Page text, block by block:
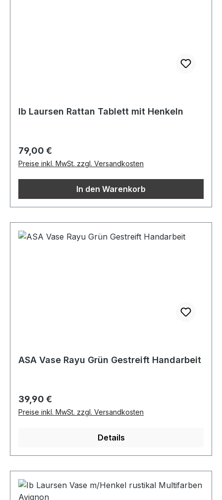
Ib Laursen Rattan Tablett mit Henkeln
Regulärer Preis:
79,00 €
Preise inkl. MwSt. zzgl. Versandkosten
In den Warenkorb
ASA Vase Rayu Grün Gestreift Handarbeit
Regulärer Preis:
39,90 €
Preise inkl. MwSt. zzgl. Versandkosten
Details